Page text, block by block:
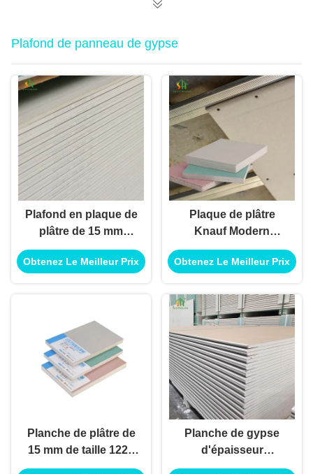
Plafond de panneau de gypse
Plafond en plaque de
plâtre de 15 mm
d'épaisseur,
dimensions 1220 mm
application intérieure
Obtenez Le Meilleur Prix
Plaque de plâtre
Knauf Modern
Decoration,
dimensions
épaisseur
9mm/9.5mm/12mm/12.5/
intérieures
Obtenez Le Meilleur Prix
Planche de plâtre de
15 mm de taille 1220
mm*2440 mm*15 mm
Planche de gypse
d'épaisseur
personnalisée avec